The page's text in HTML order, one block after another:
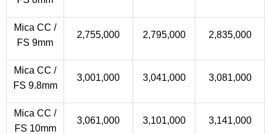
Mica CC /
FS 9mm
2,755,000 2,795,000 2,835,000
Mica CC /
FS 9.8mm
3,001,000 3,041,000 3,081,000
Mica CC /
FS 10mm
3,061,000 3,101,000 3,141,000